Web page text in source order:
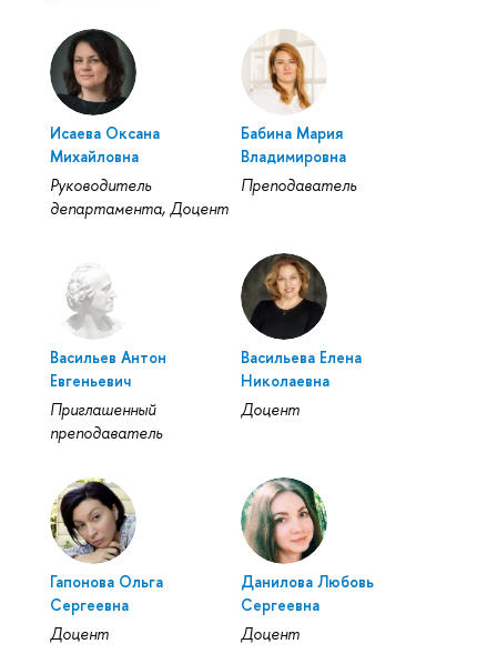
Исаева Оксана
Михайловна
Руководитель
департамента, Доцент
Бабина Мария
Владимировна
Преподаватель
Васильев Антон
Евгеньевич
Приглашенный
преподаватель
Васильева Елена
Николаевна
Доцент
Гапонова Ольга
Сергеевна
Доцент
Данилова Любовь
Сергеевна
Доцент